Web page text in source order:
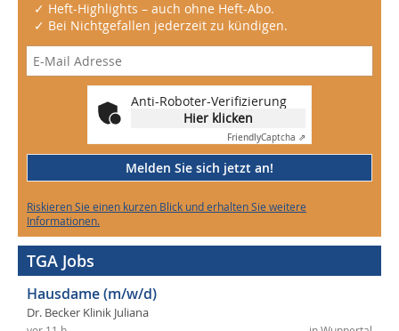
✓ Heft-Highlights – auch ohne Heft-Abo.
✓ Bei Nichtgefallen jederzeit zu kündigen.
Anti-Roboter-Verifizierung
Hier klicken
FriendlyCaptcha ⇗
Melden Sie sich jetzt an!
Riskieren Sie einen kurzen Blick und erhalten Sie weitere
Informationen.
TGA Jobs
Hausdame (m/w/d)
Dr. Becker Klinik Juliana